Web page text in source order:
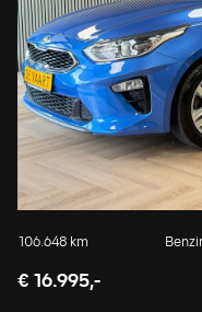
106.648 km
€ 16.995,-